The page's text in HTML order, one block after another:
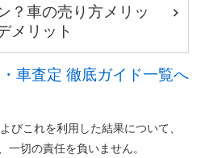
？車の売り方メリッ
メリット
車査定 徹底ガイド一覧へ
これを利用した結果について、
一切の責任を負いません。